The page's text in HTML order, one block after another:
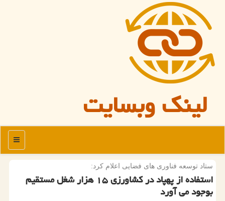
لینک وبسایت
منو
ستاد توسعه فناوری های فضایی اعلام كرد:
استفاده از پهپاد در كشاورزی ۱۵ هزار شغل مستقیم
بوجود می آورد